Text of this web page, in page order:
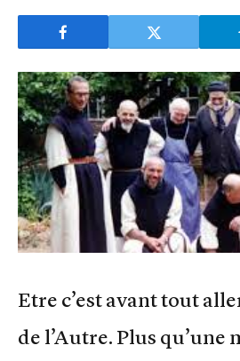
Etre c’est avant tout
de l’Autre. Plus qu’une